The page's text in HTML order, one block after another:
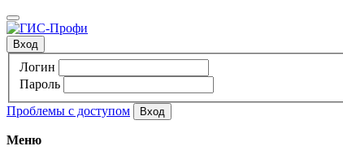
Вход
Логин
Пароль
Проблемы с доступом
Меню